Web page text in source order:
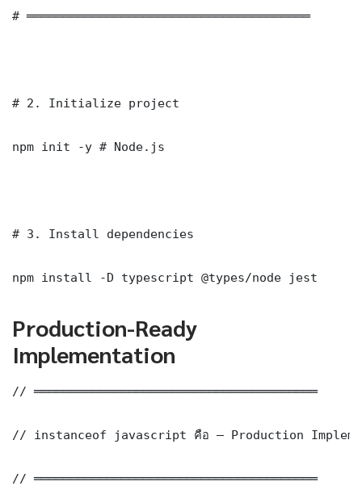
# ═══════════════════════════════════════
# 2. Initialize project
npm init -y # Node.js
# 3. Install dependencies
npm install -D typescript @types/node jest
Production-Ready
Implementation
// ═══════════════════════════════════════
// instanceof javascript คือ — Production
// ═══════════════════════════════════════